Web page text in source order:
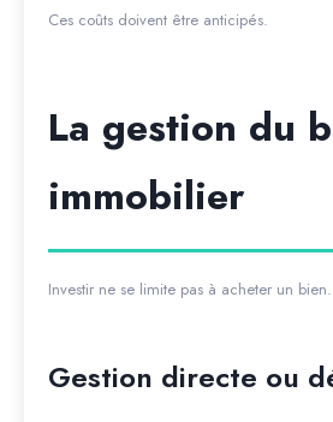
Ces coûts doivent être anticipés.
La gestion du
immobilier
Investir ne se limite pas à acheter un bien.
Gestion directe ou